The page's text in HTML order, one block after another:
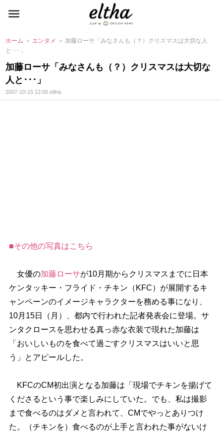
ホーム ＞ エンタメ ＞ 加藤ローサ「みなさんも（？）クリスマスは大切な人
と･･･」
加藤ローサ「みなさんも（？）クリスマスは大切な
人と･･･」
2007-10-15 12:00eltha
■その他の写真はこちら
女優の加藤ローサが10月期からクリスマスまでに日本
ケンタッキー・フライド・チキン（KFC）が展開するキ
ャンペーンのイメージキャラクターを務める事になり、
10月15日（月）、都内で行われた記者発表会に登場。サ
ンタクロースを思わせる真っ赤な衣装で現れた加藤は
「おいしいものを食べて過ごすクリスマスはいいと思
う」とアピールした。
KFCのCM初出演となる加藤は「現場でチキンを揚げて
くださるという事で楽しみにしていた。でも、私は撮影
まで食べるのはダメと言われて、CMでやっとありつけ
た。（チキンを）食べるのが上手と言われた事がないけ